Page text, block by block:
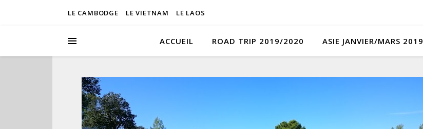
LE CAMBODGE LE VIETNAM LE LAOS
ACCUEIL ROAD TRIP 2019/2020 ASIE JANVIER/MARS 2019